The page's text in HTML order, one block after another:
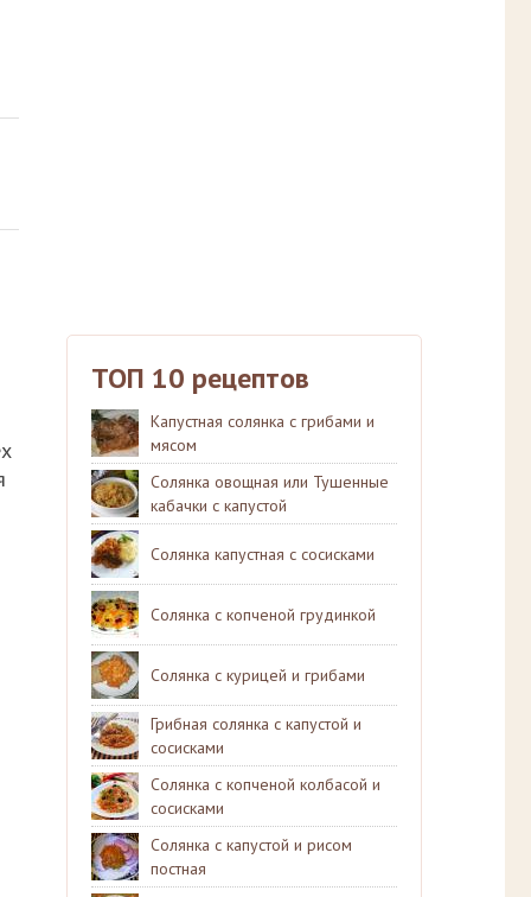
ТОП 10 рецептов
Капустная солянка с грибами и
мясом
Солянка овощная или Тушенные
кабачки с капустой
Солянка капустная с сосисками
Солянка с копченой грудинкой
Солянка с курицей и грибами
Грибная солянка с капустой и
сосисками
Солянка с копченой колбасой и
сосисками
Солянка с капустой и рисом
постная